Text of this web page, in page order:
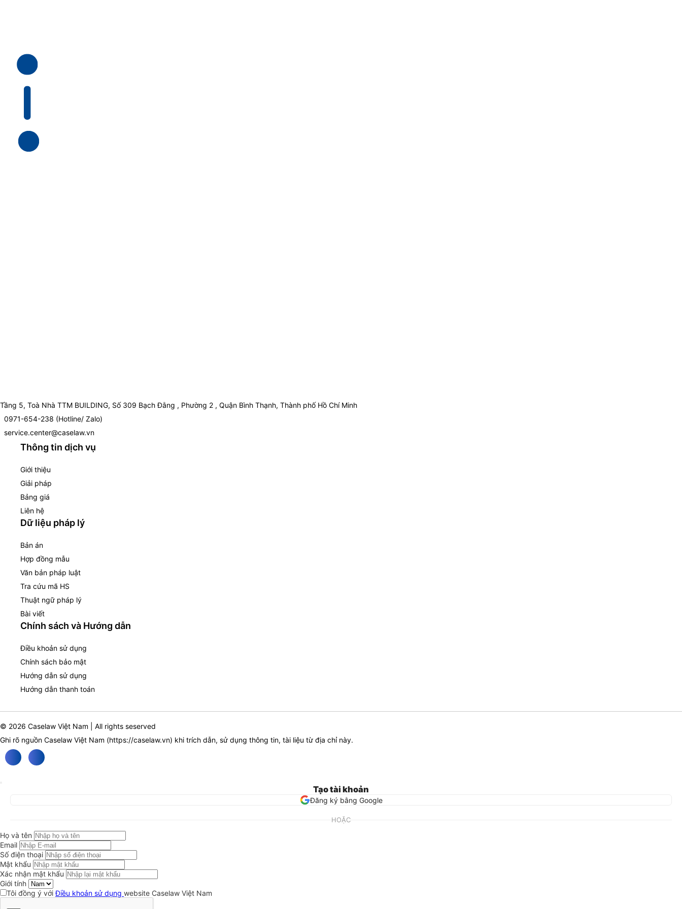
Tầng 5, Toà Nhà TTM BUILDING, Số 309 Bạch Đằng , Phường 2 , Quận Bình Thạnh, Thành phố Hồ Chí Minh
0971-654-238 (Hotline/ Zalo)
service.center@caselaw.vn
Thông tin dịch vụ
Giới thiệu
Giải pháp
Bảng giá
Liên hệ
Dữ liệu pháp lý
Bản án
Hợp đồng mẫu
Văn bản pháp luật
Tra cứu mã HS
Thuật ngữ pháp lý
Bài viết
Chính sách và Hướng dẫn
Điều khoản sử dụng
Chính sách bảo mật
Hướng dẫn sử dụng
Hướng dẫn thanh toán
© 2026 Caselaw Việt Nam | All rights seserved
Ghi rõ nguồn Caselaw Việt Nam (https://caselaw.vn) khi trích dẫn, sử dụng thông tin, tài liệu từ địa chỉ này.
Tạo tài khoản
Đăng ký bằng Google
HOẶC
Họ và tên
Email
Số điện thoại
Mật khẩu
Xác nhận mật khẩu
Giới tính
Tôi đồng ý vớiĐiều khoản sử dụng website Caselaw Việt Nam